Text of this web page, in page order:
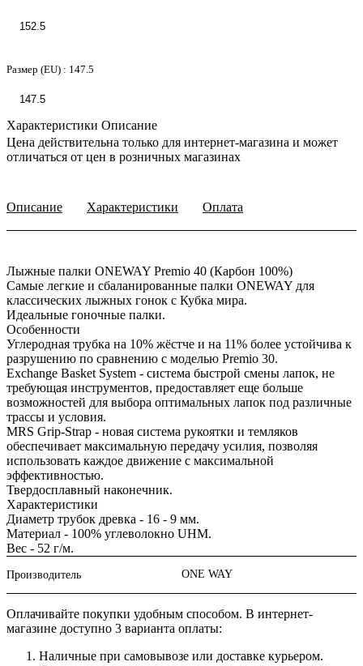
152.5
Размер (EU) : 147.5
147.5
Характеристики Описание
Цена действительна только для интернет-магазина и может
отличаться от цен в розничных магазинах
Описание Характеристики Оплата
Лыжные палки ONEWAY Premio 40 (Карбон 100%)
Самые легкие и сбаланированные палки ONEWAY для
классических лыжных гонок с Кубка мира.
Идеальные гоночные палки.
Особенности
Углеродная трубка на 10% жёстче и на 11% более устойчива к
разрушению по сравнению с моделью Premio 30.
Exchange Basket System - система быстрой смены лапок, не
требующая инструментов, предоставляет еще больше
возможностей для выбора оптимальных лапок под различные
трассы и условия.
MRS Grip-Strap - новая система рукоятки и темляков
обеспечивает максимальную передачу усилия, позволяя
использовать каждое движение с максимальной
эффективностью.
Твердосплавный наконечник.
Характеристики
Диаметр трубок древка - 16 - 9 мм.
Материал - 100% углеволокно UHM.
Вес - 52 г/м.
Производитель ONE WAY
Оплачивайте покупки удобным способом. В интернет-
магазине доступно 3 варианта оплаты:
Наличные при самовывозе или доставке курьером.